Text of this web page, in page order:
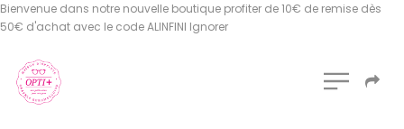
Bienvenue dans notre nouvelle boutique profiter de 10€ de remise dès
50€ d'achat avec le code ALINFINI Ignorer